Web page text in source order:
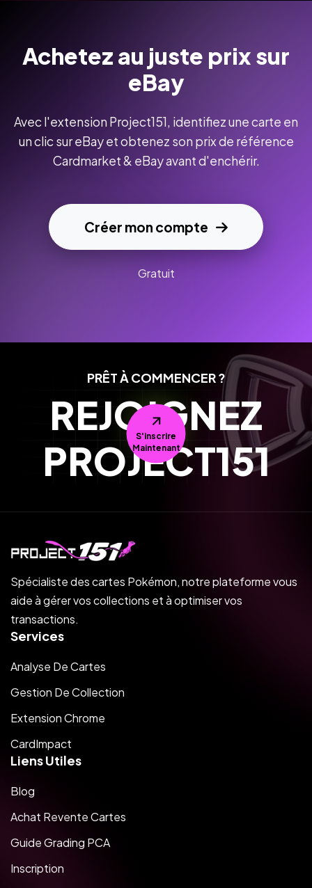
Achetez au juste prix sur
eBay
Avec l'extension Project151, identifiez une carte en
un clic sur eBay et obtenez son prix de référence
Cardmarket & eBay avant d'enchérir.
Créer mon compte
Gratuit
PRÊT À COMMENCER ?
REJOIGNEZ
PROJECT151
S'inscrire
Maintenant
Spécialiste des cartes Pokémon, notre plateforme vous
aide à gérer vos collections et à optimiser vos
transactions.
Services
Analyse De Cartes
Gestion De Collection
Extension Chrome
CardImpact
Liens Utiles
Blog
Achat Revente Cartes
Guide Grading PCA
Inscription